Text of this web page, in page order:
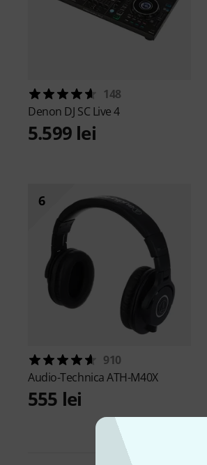
148
Denon DJ SC Live 4
5.599 lei
6
910
Audio-TechnicaATH-M40X
555 lei